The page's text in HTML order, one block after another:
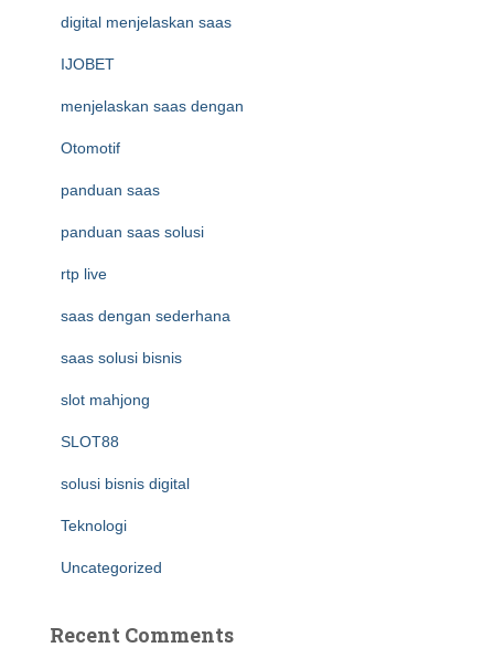
digital menjelaskan saas
IJOBET
menjelaskan saas dengan
Otomotif
panduan saas
panduan saas solusi
rtp live
saas dengan sederhana
saas solusi bisnis
slot mahjong
SLOT88
solusi bisnis digital
Teknologi
Uncategorized
Recent Comments